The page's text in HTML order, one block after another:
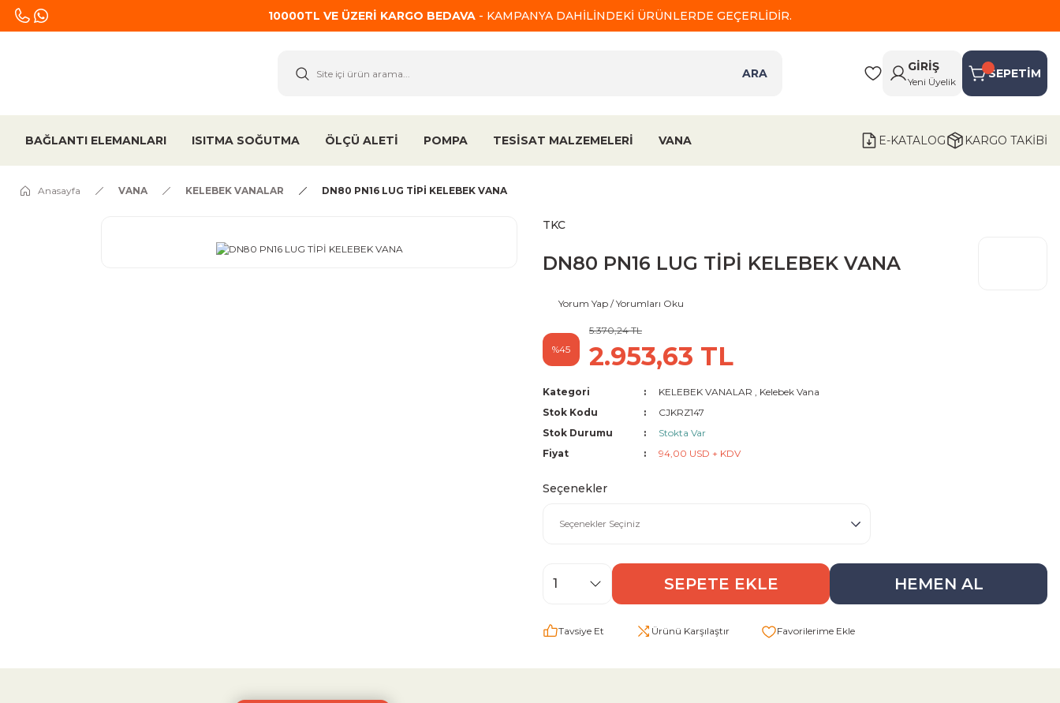
10000TL VE ÜZERİ KARGO BEDAVA - KAMPANYA DAHİLİNDEKİ ÜRÜNLERDE GEÇERLİDİR.
ARA
GİRİŞ
Yeni Üyelik
SEPETİM
BAĞLANTI ELEMANLARI ISITMA SOĞUTMA ÖLÇÜ ALETİ POMPA TESİSAT MALZEMELERİ VANA E-KATALOG KARGO TAKİBİ
Anasayfa VANA KELEBEK VANALAR DN80 PN16 LUG TİPİ KELEBEK VANA
TKC
DN80 PN16 LUG TİPİ KELEBEK VANA
Yorum Yap / Yorumları Oku
%45
5.370,24 TL
2.953,63 TL
Kategori KELEBEK VANALAR , Kelebek Vana
Stok Kodu
CJKRZ147
Stok Durumu
Stokta Var
Fiyat
94,00 USD + KDV
Seçenekler
SEPETE EKLE HEMEN AL
Tavsiye Et Ürünü Karşılaştır